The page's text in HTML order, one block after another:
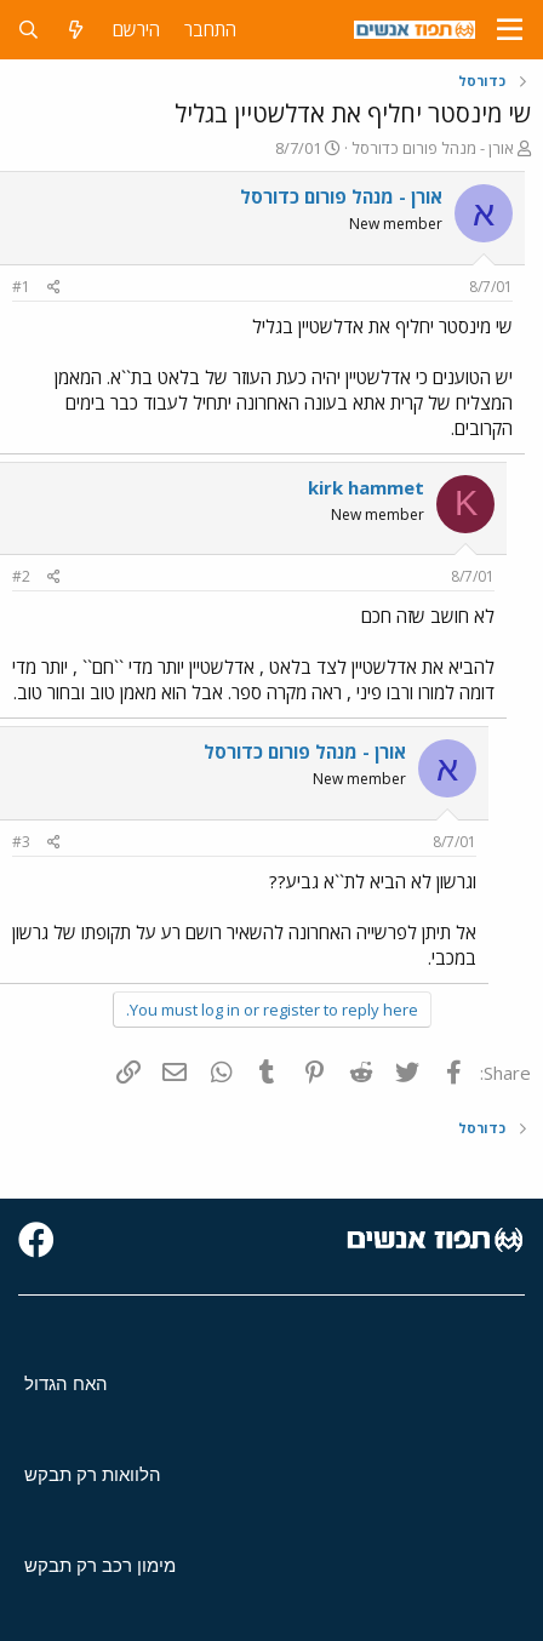
התחבר הירשם
כדורסל
שי מינסטר יחליף את אדלשטיין בגליל
פ
ו
ת
ח
ה
ש
א
אורן - מנהל פורום כדורסל
פ
ו
ר
ר
8/7/01
א אורן - מנהל פורום כדורסל
New member
8/7/01
#1
שי מינסטר יחליף את אדלשטיין בגליל
יש הטוענים כי אדלשטיין יהיה כעת העוזר של בלאט בת``א. המאמן
המצליח של קרית אתא בעונה האחרונה יתחיל לעבוד כבר בימים
הקרובים.
K
kirk hammet
New member
8/7/01
#2
לא חושב שזה חכם
להביא את אדלשטיין לצד בלאט , אדלשטיין יותר מדי ``חם`` , יותר מדי
דומה למורו ורבו פיני , ראה מקרה ספר. אבל הוא מאמן טוב ובחור טוב.
א אורן - מנהל פורום כדורסל
New member
8/7/01
#3
וגרשון לא הביא לת``א גביע??
אל תיתן לפרשייה האחרונה להשאיר רושם רע על תקופתו של גרשון
במכבי.
You must log in or register to reply here.
Share: פייסבוק Twitter
Reddit
Pinterest
Tumblr
WhatsAppדואר אלקטרוני
כדורסל
האח הגדול
הלוואות רק תבקש
מימון רכב רק תבקש